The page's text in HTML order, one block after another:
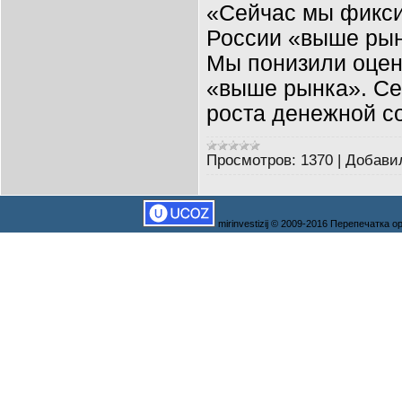
«Сейчас мы
России «выше
Мы понизили
«выше рынка».
роста денежной
Просмотров: 1370 |
mirinvestizij © 2009-2016 Перепечатка